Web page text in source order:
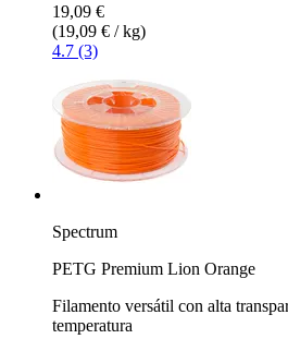
19,09 €
(19,09 € / kg)
4.7 (3)
Spectrum
PETG Premium Lion Orange
Filamento versátil con alta
temperatura